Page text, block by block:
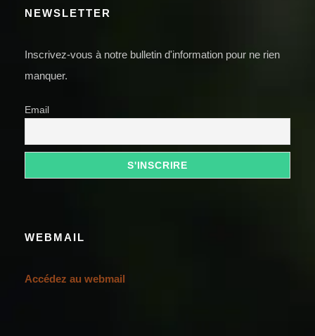
NEWSLETTER
Inscrivez-vous à notre bulletin d'information pour ne rien
manquer.
Email
WEBMAIL
Accédez au webmail